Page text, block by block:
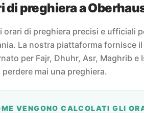
di preghiera a
orari di preghiera precisi e ufficiali
La nostra piattaforma fornisce
per Fajr, Dhuhr, Asr, Maghrib e
mai una preghiera.
VENGONO CALCOLATI GLI